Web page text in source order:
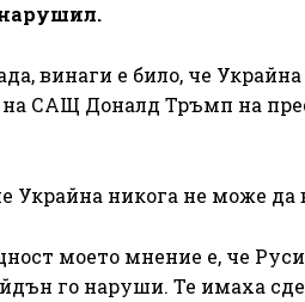
винаги е било, че
на САЩ Доналд Тръмп на
Украйна никога не може да
моето мнение е, че
го наруши. Те имаха